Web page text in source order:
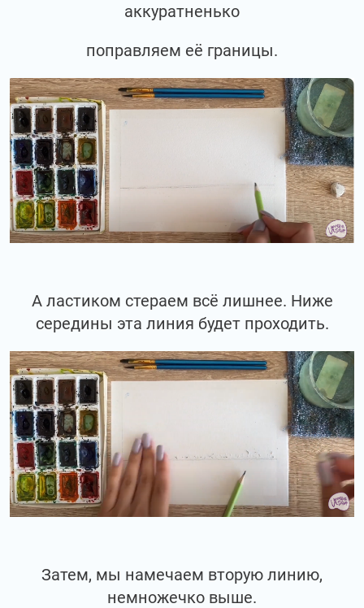
аккуратненько
поправляем её границы.
А ластиком стераем всё лишнее. Ниже
середины эта линия будет проходить.
Затем, мы намечаем вторую линию,
немножечко выше.